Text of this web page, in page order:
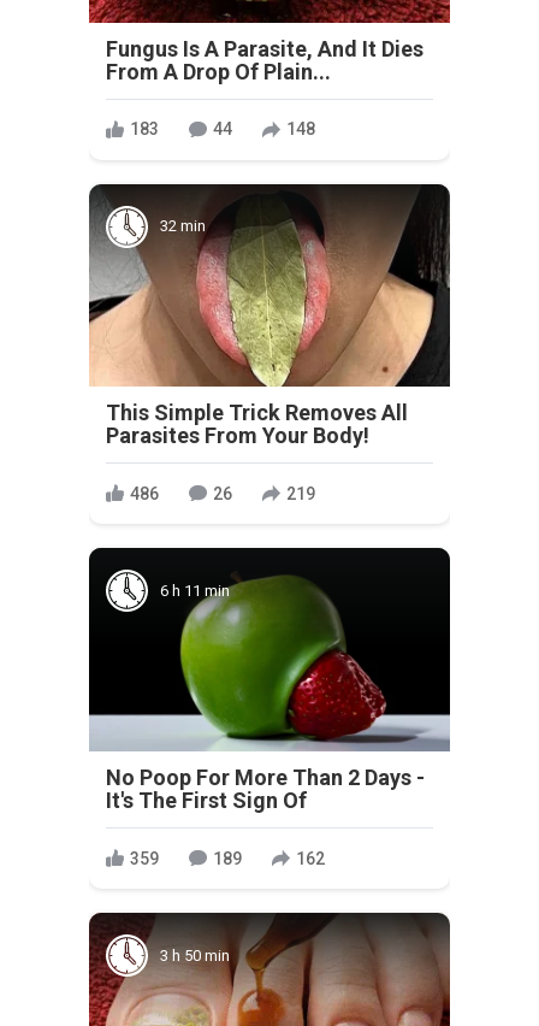
Fungus Is A Parasite, And It Dies
From A Drop Of Plain...
183 44 148
32 min
This Simple Trick Removes All
Parasites From Your Body!
486 26 219
6 h 11 min
No Poop For More Than 2 Days -
It's The First Sign Of
359 189 162
3 h 50 min